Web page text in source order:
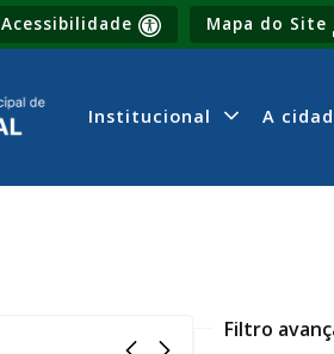
Acessibilidade Mapa do Site
Institucional A
Filtro